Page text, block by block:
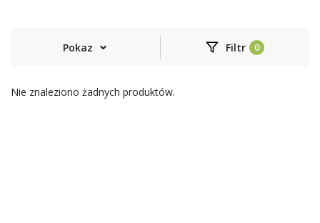
Pokaz Filtr
Nie znaleziono żadnych produktów.